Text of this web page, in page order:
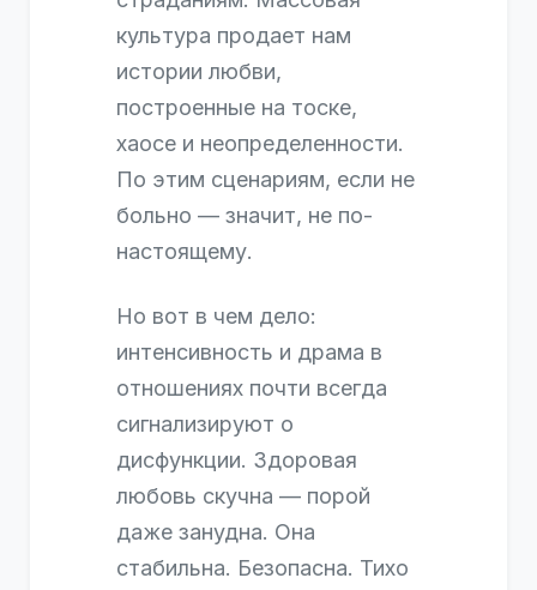
культура продает нам
истории любви,
построенные на тоске,
хаосе и неопределенности.
По этим сценариям, если не
больно — значит, не по-
настоящему.
Но вот в чем дело:
интенсивность и драма в
отношениях почти всегда
сигнализируют о
дисфункции. Здоровая
любовь скучна — порой
даже занудна. Она
стабильна. Безопасна. Тихо